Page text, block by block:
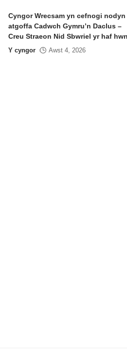
Cyngor Wrecsam yn cefnogi nodyn
atgoffa Cadwch Gymru’n Daclus –
Creu Straeon Nid Sbwriel yr haf
Y cyngor Awst 4, 2026